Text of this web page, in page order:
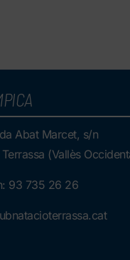
Abat Marcet, s/n
(Vallès
93 735 26 26